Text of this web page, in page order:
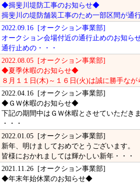
◆揖斐川堤防工事のお知らせ◆
揖斐川の堤防舗装工事のため一部区間が通
2022.09.16 [オークション事業部]
オークション会場付近の通行止めのお知ら
通行止めの・・・
2022.08.05 [オークション事業部]
◆夏季休暇のお知らせ◆
８月１１日(木)～１６日(火)は誠に勝手なが
2022.04.16 [オークション事業部]
◆ＧＷ休暇のお知らせ◆
下記の期間中はＧＷ休暇とさせていただきま
・・・
2022.01.05 [オークション事業部]
新年、明けましておめでとうございます。
皆様におかれましては輝かしい新年・・・
2021.11.26 [オークション事業部]
◆年末年始休業のお知らせ◆